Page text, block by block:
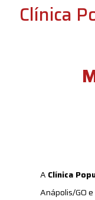
Clínica
A Clínica
Anápolis/GO